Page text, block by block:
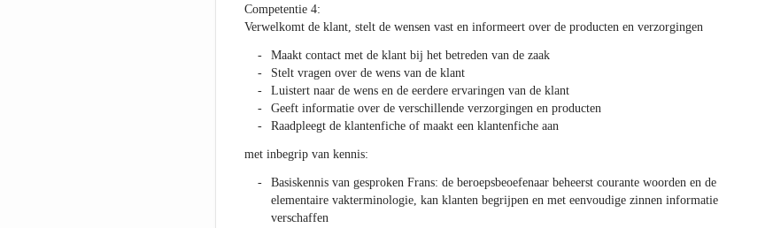
Competentie 4:
Verwelkomt de klant, stelt de wensen vast en informeert over de producten en verzorgingen
Maakt contact met de klant bij het betreden van de zaak
Stelt vragen over de wens van de klant
Luistert naar de wens en de eerdere ervaringen van de klant
Geeft informatie over de verschillende verzorgingen en producten
Raadpleegt de klantenfiche of maakt een klantenfiche aan
met inbegrip van kennis:
Basiskennis van gesproken Frans: de beroepsbeoefenaar beheerst courante woorden en de
elementaire vakterminologie, kan klanten begrijpen en met eenvoudige zinnen informatie
verschaffen